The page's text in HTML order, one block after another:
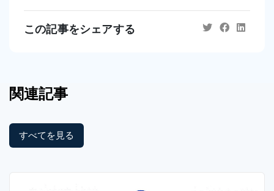
この記事をシェアする
関連記事
すべてを見る